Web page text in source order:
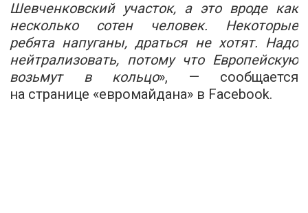
Шевченковский участок, а это вроде как
несколько сотен человек. Некоторые
ребята напуганы, драться не хотят. Надо
нейтрализовать, потому что Европейскую
возьмут в кольцо», — сообщается
на странице «евромайдана» в Facebook.